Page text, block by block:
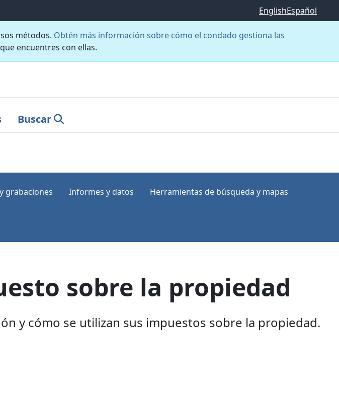
EnglishEspañol
métodos. Obtén más información sobre cómo el condado gestiona las
que encuentres con ellas.
Buscar
grabaciones Informes y datos Herramientas de búsqueda y mapas
sobre la propiedad
y cómo se utilizan sus impuestos sobre la propiedad.